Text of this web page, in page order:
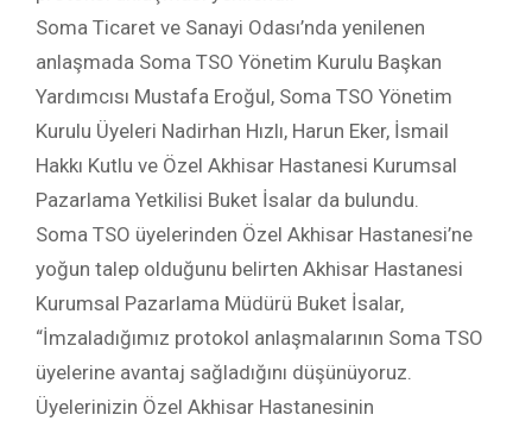
Soma Ticaret ve Sanayi Odası’nda yenilenen
anlaşmada Soma TSO Yönetim Kurulu Başkan
Yardımcısı Mustafa Eroğul, Soma TSO Yönetim
Kurulu Üyeleri Nadirhan Hızlı, Harun Eker, İsmail
Hakkı Kutlu ve Özel Akhisar Hastanesi Kurumsal
Pazarlama Yetkilisi Buket İsalar da bulundu.
Soma TSO üyelerinden Özel Akhisar Hastanesi’ne
yoğun talep olduğunu belirten Akhisar Hastanesi
Kurumsal Pazarlama Müdürü Buket İsalar,
“İmzaladığımız protokol anlaşmalarının Soma TSO
üyelerine avantaj sağladığını düşünüyoruz.
Üyelerinizin Özel Akhisar Hastanesinin